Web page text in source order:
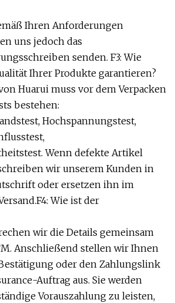
Ihren Anforderungen
uns jedoch das
senden. F3: Wie
Ihrer Produkte garantieren?
Huarui muss vor dem Verpacken
bestehen:
Hochspannungstest,
Wenn defekte Artikel
wir unserem Kunden in
oder ersetzen ihn im
Wie ist der
wir die Details gemeinsam
Anschließend stellen wir Ihnen
oder den Zahlungslink
Auftrag aus. Sie werden
Vorauszahlung zu leisten,